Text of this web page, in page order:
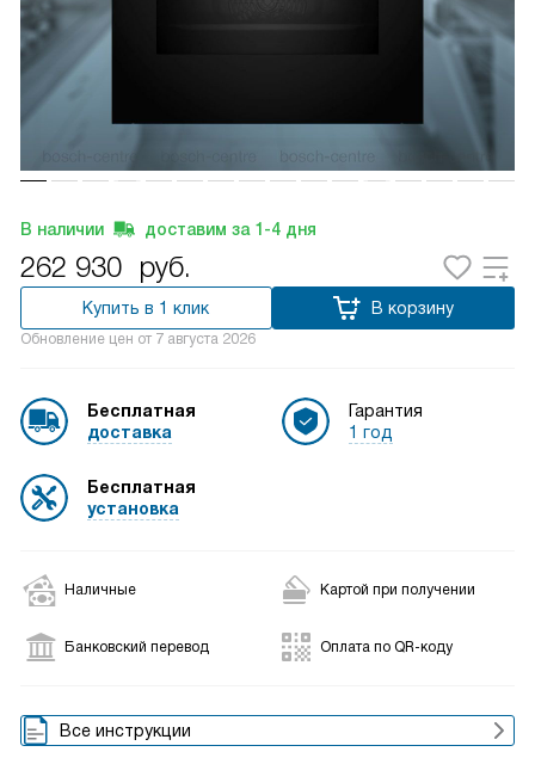
В наличии доставим за 1-4 дня
262 930 руб.
Купить в 1 клик В корзину
Обновление цен от 7 августа 2026
Бесплатная
доставка
Бесплатная
установка
Гарантия
1 год
Наличные Картой при получении
Банковский перевод Оплата по QR-коду
Все инструкции